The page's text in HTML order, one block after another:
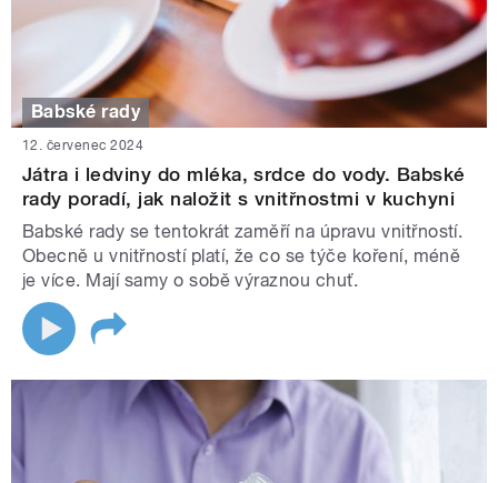
Babské rady
12. červenec 2024
Játra i ledviny do mléka, srdce do vody. Babské
rady poradí, jak naložit s vnitřnostmi v kuchyni
Babské rady se tentokrát zaměří na úpravu vnitřností.
Obecně u vnitřností platí, že co se týče koření, méně
je více. Mají samy o sobě výraznou chuť.